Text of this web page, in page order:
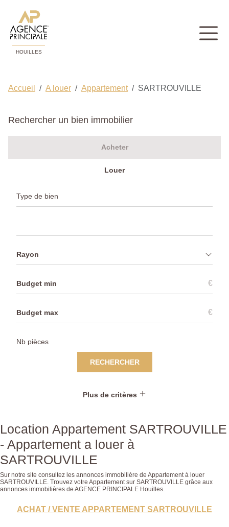
HOUILLES
Accueil A louer Appartement SARTROUVILLE
Rechercher un bien immobilier
Acheter
Louer
Rayon
€
€
RECHERCHER
Plus de critères
Location Appartement SARTROUVILLE
- Appartement a louer à
SARTROUVILLE
Sur notre site consultez les annonces immobilière de Appartement à louer
SARTROUVILLE. Trouvez votre Appartement sur SARTROUVILLE grâce aux
annonces immobilières de AGENCE PRINCIPALE Houilles.
ACHAT / VENTE APPARTEMENT SARTROUVILLE